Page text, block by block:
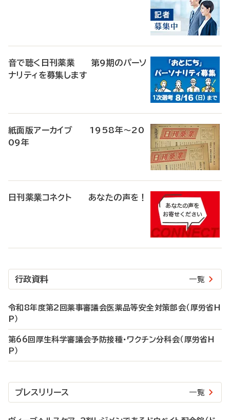
音で聴く日刊薬業 第9期のパーソ
ナリティを募集します
紙面版アーカイブ 1958年～20
09年
日刊薬業コネクト あなたの声を！
行政資料 一覧
令和8年度第2回薬事審議会医薬品等安全対策部会（厚労省H
P）
第66回厚生科学審議会予防接種・ワクチン分科会（厚労省H
P）
プレスリリース 一覧